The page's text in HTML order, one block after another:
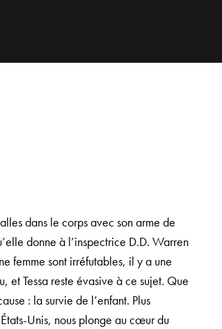
dans le corps avec son arme de
donne à l’inspectrice D.D. Warren
femme sont irréfutables, il y a une
et Tessa reste évasive à ce sujet. Que
: la survie de l’enfant. Plus
Unis, nous plonge au cœur du